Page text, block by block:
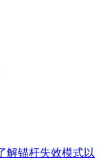
解锚杆失效模式以